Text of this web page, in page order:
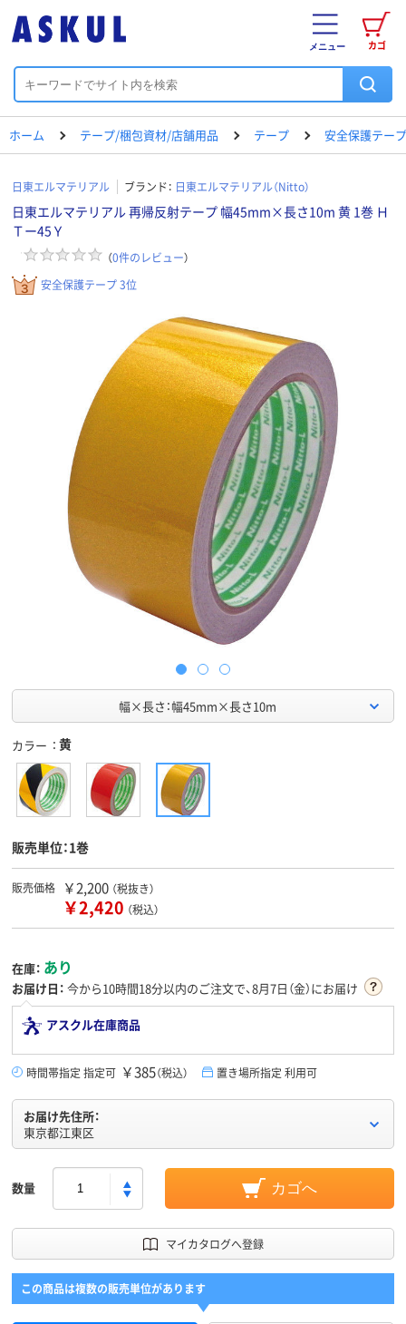
カゴ
メニュー
ホーム テープ/梱包資材/店舗用品 テープ 安全保護テープ
日東エルマテリアル ブランド： 日東エルマテリアル（Nitto）
日東エルマテリアル 再帰反射テープ 幅45mm×長さ10m 黄 1巻 Ｈ
Ｔー45Ｙ
（0件のレビュー）
安全保護テープ 3位
幅×長さ：幅45mm×長さ10m
カラー 黄
販売単位：1巻
販売価格 ￥2,200 （税抜き）
￥2,420 （税込）
在庫： あり
お届け日： 今から10時間18分以内のご注文で、8月7日（金）にお届け
アスクル在庫商品
時間帯指定 指定可 ￥385（税込） 置き場所指定 利用可
お届け先住所：
東京都江東区
数量 カゴへ
マイカタログへ登録
この商品は複数の販売単位があります